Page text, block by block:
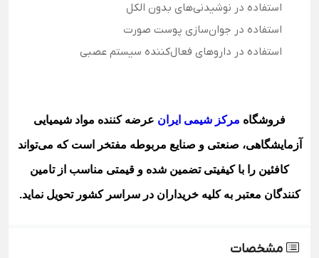
استفاده در نوشیدنی‌های بدون الکل
استفاده در جوان‌سازی پوست صورت
استفاده در داروهای فعال‌کننده سیستم عصبی
فروشگاه مرکز شیمی ایران عرضه کننده مواد شیمیایی
آزمایشگاهی، صنعتی و صنایع مربوطه مفتخر است که می‌تواند
کافئین را با کیفیتی تضمین شده و قیمتی مناسب از تامین
کنندگان معتبر به کلیه خریداران در سراسر کشور تحویل نماید.
مشخصات